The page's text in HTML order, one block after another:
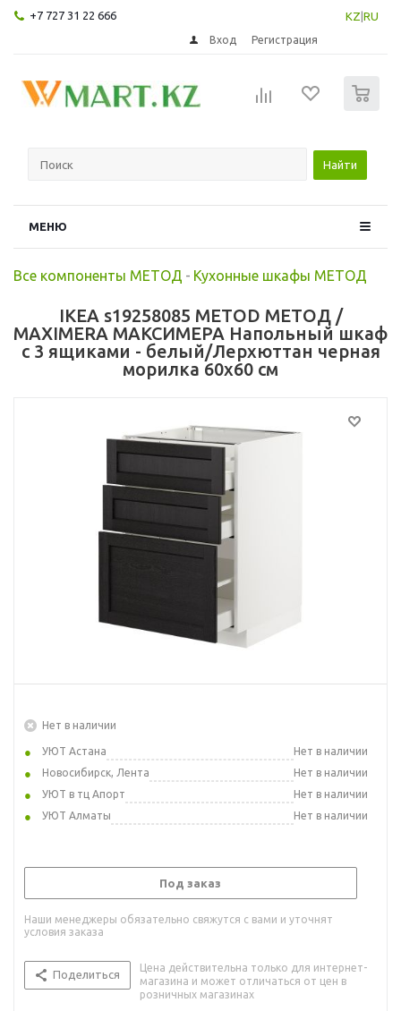
+7 727 31 22 666 KZ RU
Вход Регистрация
Найти
МЕНЮ
Все компоненты МЕТОД - Кухонные шкафы МЕТОД
IKEA s19258085 METOD МЕТОД /
MAXIMERA МАКСИМЕРА Напольный шкаф
с 3 ящиками - белый/Лерхюттан черная
морилка 60x60 см
Нет в наличии
УЮТ Астана
Нет в наличии
Новосибирск, Лента
Нет в наличии
УЮТ в тц Апорт
Нет в наличии
УЮТ Алматы
Нет в наличии
Под заказ
Наши менеджеры обязательно свяжутся с вами и уточнят
условия заказа
Поделиться
Цена действительна только для интернет-
магазина и может отличаться от цен в
розничных магазинах